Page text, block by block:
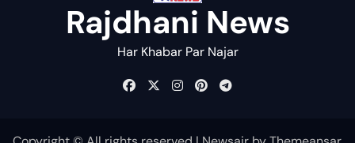
Rajdhani News
Har Khabar Par Najar